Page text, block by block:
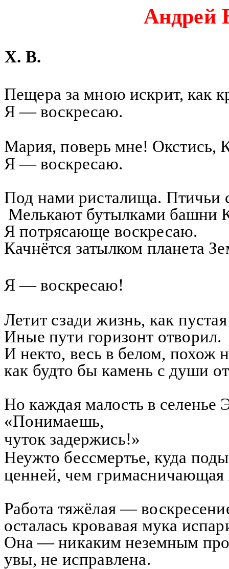
Андрей
X. В.
Пещера за мною искрит, как
Я — воскресаю.
Мария, поверь мне! Окстись,
Я — воскресаю.
Под нами ристалища. Птичьи
Мелькают бутылками башни
Я потрясающе воскресаю.
Качнётся затылком планета
Я — воскресаю!
Летит сзади жизнь, как
Иные пути горизонт отворил.
И некто, весь в белом, похож
как будто бы камень с души
Но каждая малость в селенье
«Понимаешь,
чуток задержись!»
Неужто бессмертье, куда
ценней, чем гримасничающая
Работа тяжёлая —
осталась кровавая мука
Она — никаким неземным
увы, не исправлена.